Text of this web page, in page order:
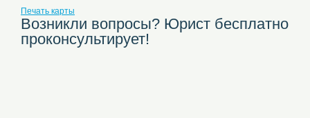
Печать карты
Возникли вопросы? Юрист бесплатно
проконсультирует!